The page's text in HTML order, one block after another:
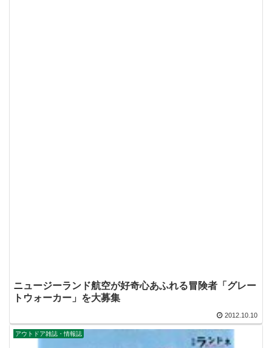
ニュージーランド航空が好奇心あふれる冒険者「グレー
トウォーカー」を大募集
2012.10.10
アウトドア雑誌・情報誌